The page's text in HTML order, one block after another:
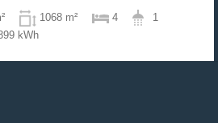
1068 m² 4
1
kWh